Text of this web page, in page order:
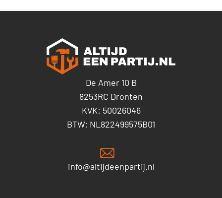
De Amer 10 B
8253RC Dronten
KVK: 50026046
BTW: NL822499575B01
info@altijdeenpartij.nl